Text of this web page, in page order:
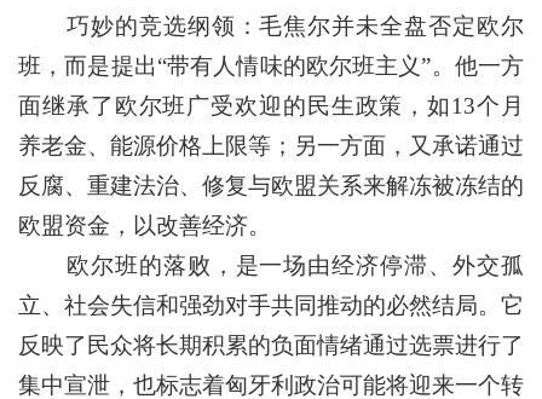
巧妙的竞选纲领：毛焦尔并未全盘否定欧尔
班，而是提出“带有人情味的欧尔班主义”。他一方
面继承了欧尔班广受欢迎的民生政策，如13个月
养老金、能源价格上限等；另一方面，又承诺通过
反腐、重建法治、修复与欧盟关系来解冻被冻结的
欧盟资金，以改善经济。
欧尔班的落败，是一场由经济停滞、外交孤
立、社会失信和强劲对手共同推动的必然结局。它
反映了民众将长期积累的负面情绪通过选票进行了
集中宣泄，也标志着匈牙利政治可能将迎来一个转